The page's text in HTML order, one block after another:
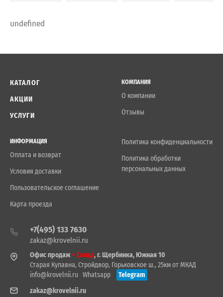
undefined
КАТАЛОГ
АКЦИИ
УСЛУГИ
КОМПАНИЯ
О компании
Отзывы
ИНФОРМАЦИЯ
Оплата и возврат
Условия доставки
Пользовательское соглашение
Карта проезда
Политика конфиденциальности
Политика обработки
персональных данных
+7(495) 133 7630
zakaz@krovelnii.ru
Офис продаж+ Склад, г. Щербинка, Южная 10
Старая Купавна, Стройдвор, Горьковское ш., 25км от МКАД
info@krovelnii.ru Whatsapp
Telegram
zakaz@krovelnii.ru